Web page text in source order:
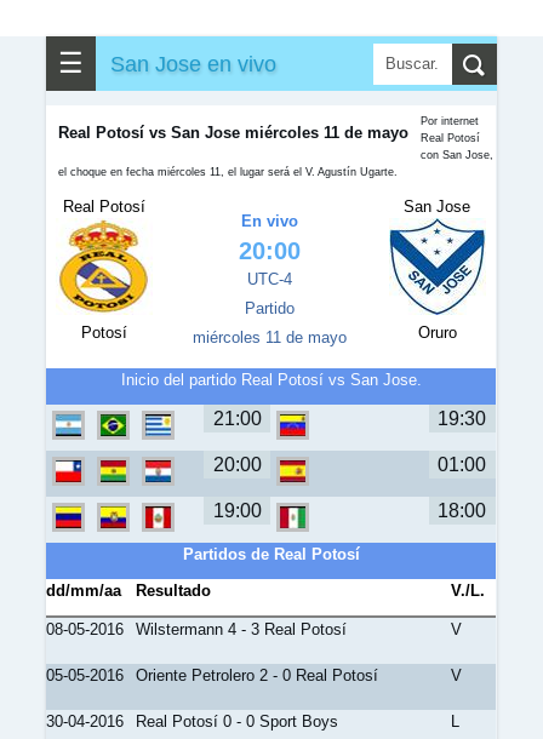
☰ San Jose en vivo
Real Potosí vs San Jose miércoles 11 de mayo
Por internet
Real Potosí
con San Jose,
el choque en fecha miércoles 11, el lugar será el V. Agustín Ugarte.
Real Potosí
Potosí
En vivo
20:00
UTC-4
Partido
miércoles 11 de mayo
San Jose
Oruro
Inicio del partido Real Potosí vs San Jose.
21:00 19:30
20:00 01:00
19:00 18:00
Partidos de Real Potosí
dd/mm/aa
Resultado V./L.
08-05-2016 Wilstermann 4 - 3 Real Potosí V
05-05-2016 Oriente Petrolero 2 - 0 Real Potosí V
30-04-2016 Real Potosí 0 - 0 Sport Boys L